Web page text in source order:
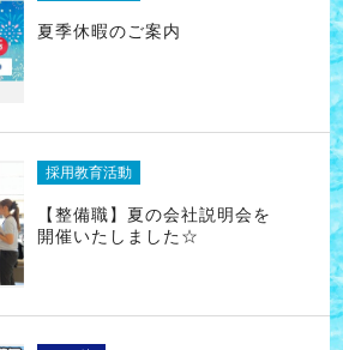
夏季休暇のご案内
採用教育活動
【整備職】夏の会社説明会を
開催いたしました☆